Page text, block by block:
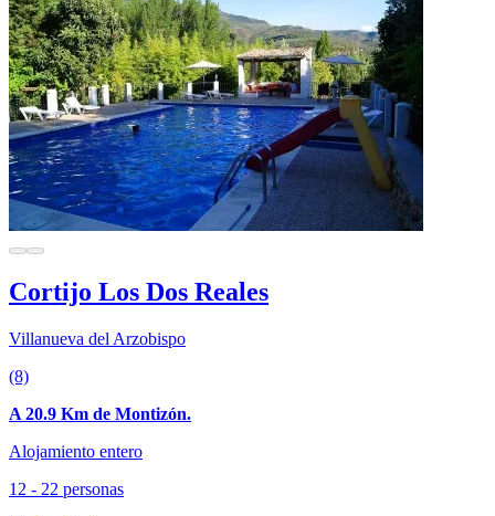
Cortijo Los Dos Reales
Villanueva del Arzobispo
(8)
A 20.9 Km de Montizón.
Alojamiento entero
12 - 22 personas